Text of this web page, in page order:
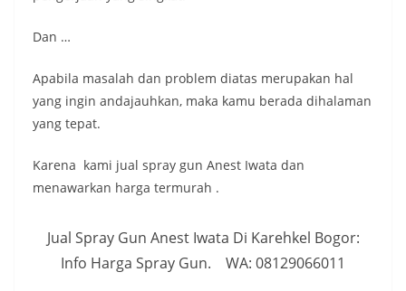
Dan …
Apabila masalah dan problem diatas merupakan hal
yang ingin andajauhkan, maka kamu berada dihalaman
yang tepat.
Karena kami jual spray gun Anest Iwata dan
menawarkan harga termurah .
Jual Spray Gun Anest Iwata Di Karehkel Bogor:
Info Harga Spray Gun. WA: 08129066011